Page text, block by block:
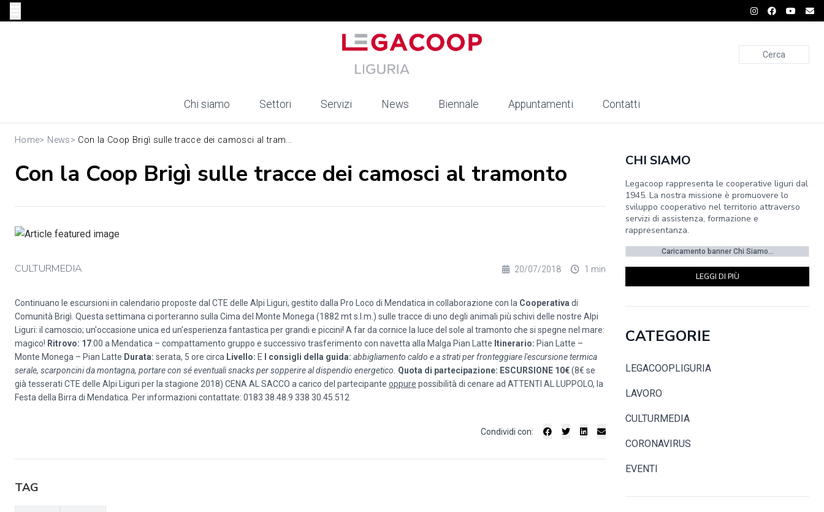
Cerca
Chi siamo Settori Servizi News Biennale Appuntamenti Contatti
Home> News> Con la Coop Brigì sulle tracce dei camosci al tram...
Con la Coop Brigì sulle tracce dei camosci al tramonto
CULTURMEDIA 20/07/2018 1 min
Continuano le escursioni in calendario proposte dal CTE delle Alpi Liguri, gestito dalla Pro Loco di Mendatica in collaborazione con la Cooperativa di
Comunità Brigì. Questa settimana ci porteranno sulla Cima del Monte Monega (1882 mt s.l.m.) sulle tracce di uno degli animali più schivi delle nostre Alpi
Liguri: il camoscio; un'occasione unica ed un'esperienza fantastica per grandi e piccini! A far da cornice la luce del sole al tramonto che si spegne nel mare:
magico! Ritrovo: 17:00 a Mendatica – compattamento gruppo e successivo trasferimento con navetta alla Malga Pian Latte Itinerario: Pian Latte –
Monte Monega – Pian Latte Durata: serata, 5 ore circa Livello: E I consigli della guida: abbigliamento caldo e a strati per fronteggiare l'escursione termica
serale, scarponcini da montagna, portare con sé eventuali snacks per sopperire al dispendio energetico. Quota di partecipazione: ESCURSIONE 10€(8€ se
già tesserati CTE delle Alpi Liguri per la stagione 2018) CENA AL SACCO a carico del partecipante oppure possibilità di cenare ad ATTENTI AL LUPPOLO, la
Festa della Birra di Mendatica. Per informazioni contattate: 0183 38.48.9 338 30.45.512
Condividi con:
TAG
CHI SIAMO
Legacoop rappresenta le cooperative liguri dal
1945. La nostra missione è promuovere lo
sviluppo cooperativo nel territorio attraverso
servizi di assistenza, formazione e
rappresentanza.
Caricamento banner Chi Siamo...
LEGGI DI PIÙ
CATEGORIE
LEGACOOPLIGURIA
LAVORO
CULTURMEDIA
CORONAVIRUS
EVENTI